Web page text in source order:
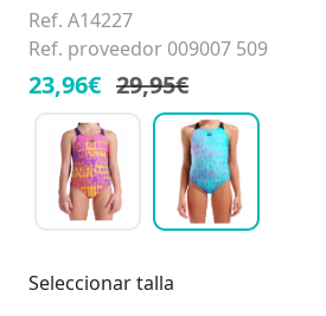
Ref. A14227
Ref. proveedor 009007 509
23,96€ 29,95€
Seleccionar talla